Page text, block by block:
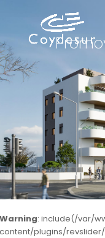
Warning: include(/var/
content/plugins/